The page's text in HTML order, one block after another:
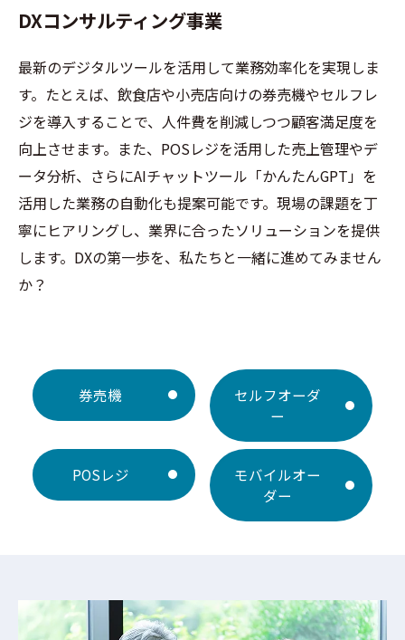
DXコンサルティング事業
最新のデジタルツールを活用して業務効率化を実現しま
す。たとえば、飲食店や小売店向けの券売機やセルフレ
ジを導入することで、人件費を削減しつつ顧客満足度を
向上させます。また、POSレジを活用した売上管理やデ
ータ分析、さらにAIチャットツール「かんたんGPT」を
活用した業務の自動化も提案可能です。現場の課題を丁
寧にヒアリングし、業界に合ったソリューションを提供
します。DXの第一歩を、私たちと一緒に進めてみません
か？
券売機
セルフオーダ
ー
POSレジ
モバイルオー
ダー